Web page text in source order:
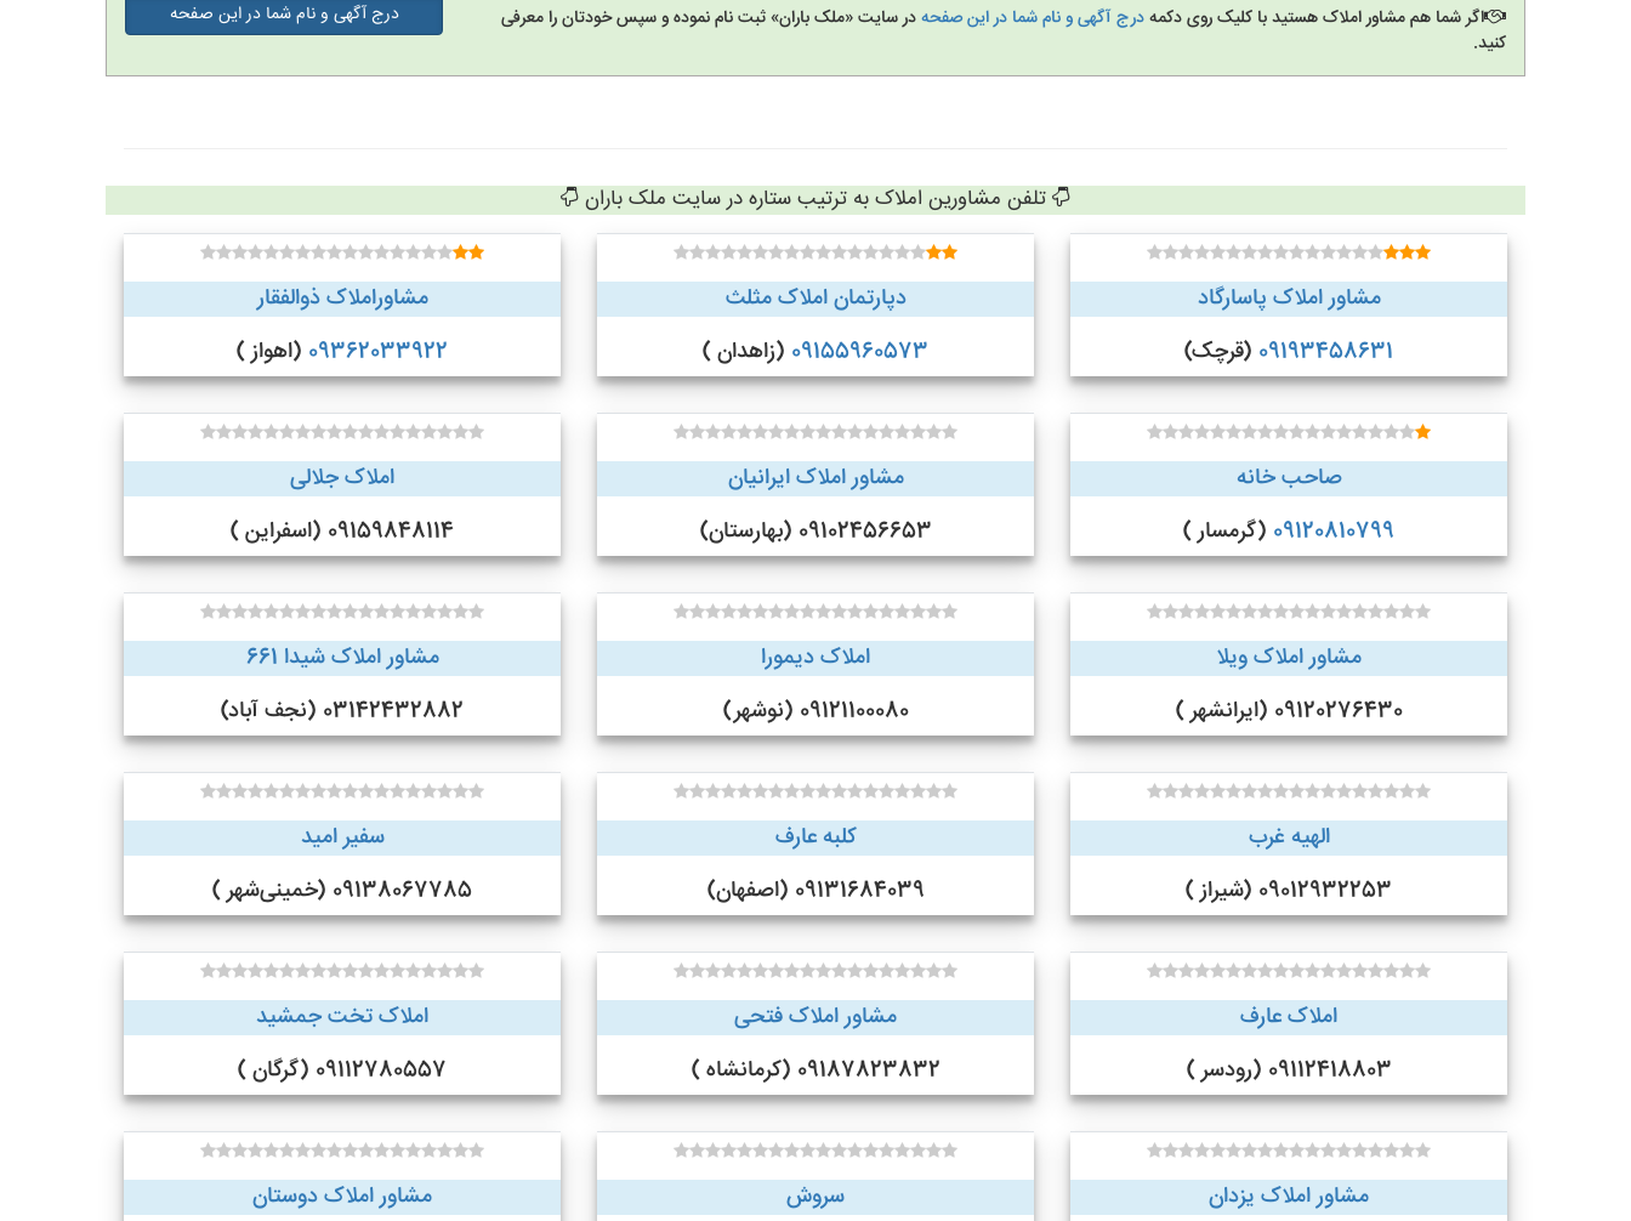
اگر شما هم مشاور املاک هستید با کلیک روی دکمهدرج آگهی و نام شما در این صفحهدر سایت «ملک باران» ثبت نام نموده و سپس خودتان را معرفی
کنید.
درج آگهی و نام شما در این صفحه
تلفن مشاورین املاک به ترتیب ستاره در سایت ملک باران
مشاور املاک پاسارگاد
09193458631 (قرچک)
دپارتمان املاک مثلث
09155960573 (زاهدان )
مشاوراملاک ذوالفقار
09362033922 (اهواز )
صاحب خانه
09120810799 (گرمسار )
مشاور املاک ایرانیان
09102456653 (بهارستان)
املاک جلالی
09159848114 (اسفراین )
مشاور املاک ویلا
09120276430 (ایرانشهر )
املاک دیمورا
09121100080 (نوشهر)
مشاور املاک شیدا 661
03142432882 (نجف‌ آباد)
الهیه غرب
09012932253 (شیراز )
کلبه عارف
09131684039 (اصفهان)
سفیر امید
09138067785 (خمینی‌شهر )
املاک عارف
09112418803 (رودسر )
مشاور املاک فتحی
09187823832 (کرمانشاه )
املاک تخت جمشید
09112780557 (گرگان )
مشاور املاک یزدان
سروش
مشاور املاک دوستان